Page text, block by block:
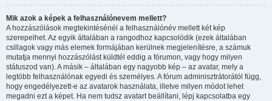
Mik azok a képek a felhasználónevem mellett?
A hozzászólások megtekintésénél a felhasználónév mellett két kép
szerepelhet. Az egyik általában a rangodhoz kapcsolódik (ezek általában
csillagok vagy más elemek formájában kerülnek megjelenítésre, a számuk
mutatja mennyi hozzászólást küldtél eddig a fórumon, vagy hogy milyen
státuszod van). A másik – általában egy nagyobb kép – az avatar, mely a
legtöbb felhasználónak egyedi és személyes. A fórum adminisztrátorától függ,
hogy engedélyezett-e az avatarok használata, illetve milyen módot lehet
megadni ezt a képet. Ha nem tudsz avatart beállítani, lépj kapcsolatba egy